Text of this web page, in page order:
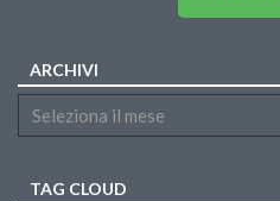
ARCHIVI
TAG CLOUD